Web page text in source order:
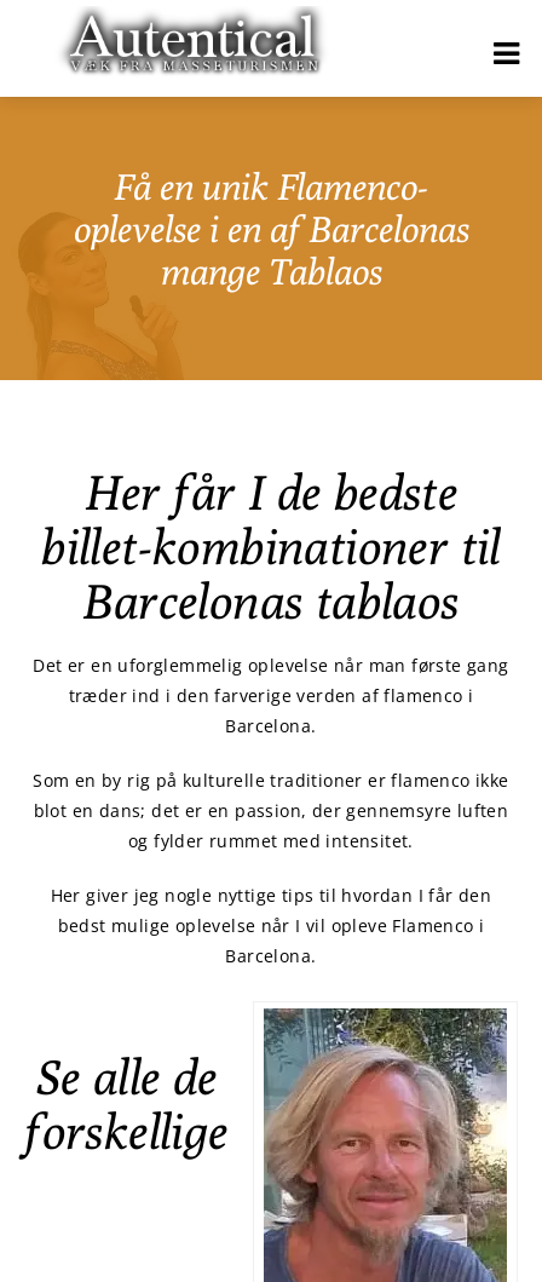
Få en unik Flamenco-
oplevelse i en af Barcelonas
mange Tablaos
Her får I de bedste
billet-kombinationer til
Barcelonas tablaos
Det er en uforglemmelig oplevelse når man første gang
træder ind i den farverige verden af flamenco i
Barcelona.
Som en by rig på kulturelle traditioner er flamenco ikke
blot en dans; det er en passion, der gennemsyre luften
og fylder rummet med intensitet.
Her giver jeg nogle nyttige tips til hvordan I får den
bedst mulige oplevelse når I vil opleve Flamenco i
Barcelona.
Se alle de
forskellige